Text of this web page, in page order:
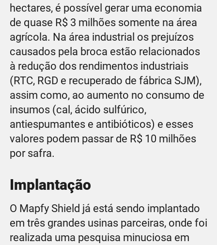
hectares, é possível gerar uma economia
de quase R$ 3 milhões somente na área
agrícola. Na área industrial os prejuízos
causados pela broca estão relacionados
à redução dos rendimentos industriais
(RTC, RGD e recuperado de fábrica SJM),
assim como, ao aumento no consumo de
insumos (cal, ácido sulfúrico,
antiespumantes e antibióticos) e esses
valores podem passar de R$ 10 milhões
por safra.
Implantação
O Mapfy Shield já está sendo implantado
em três grandes usinas parceiras, onde foi
realizada uma pesquisa minuciosa em